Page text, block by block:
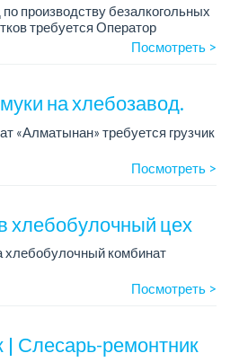
производству безалкогольных
требуется Оператор
линии.
Посмотреть >
на хлебозавод.
«Алматынан» требуется грузчик
до 18.00.
Посмотреть >
хлебобулочный цех
хлебобулочный комбинат
среднее специальное
в меся...
Посмотреть >
| Слесарь-ремонтник